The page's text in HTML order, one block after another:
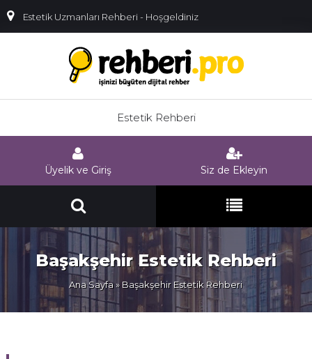
Estetik Uzmanları Rehberi - Hoşgeldiniz
Estetik Rehberi
Üyelik ve Giriş Siz de Ekleyin
Başakşehir Estetik Rehberi
Ana Sayfa» Başakşehir Estetik Rehberi